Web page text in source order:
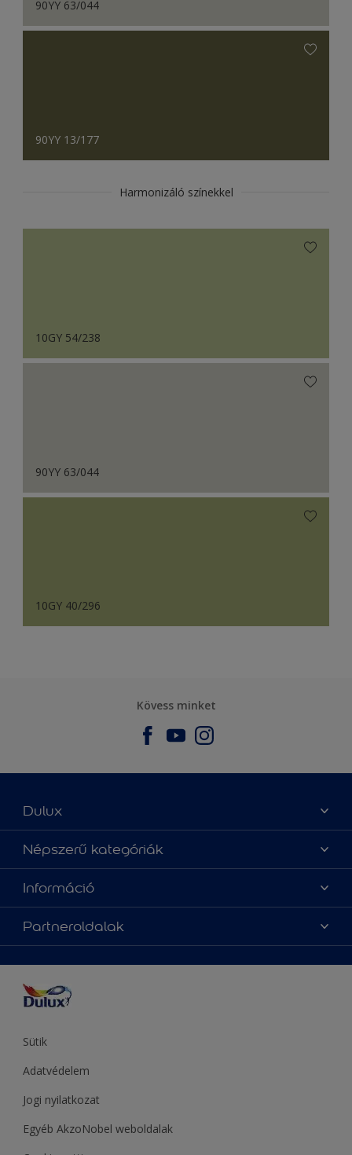
90YY 63/044
90YY 13/177
Harmonizáló színekkel
10GY 54/238
90YY 63/044
10GY 40/296
Kövess minket
Dulux
Üzlet keresése
Oldaltérkép
Elérhetőségek
Népszerű kategóriák
Az év Dulux színe
Festési tanácsok
Inspiráció
Információ
Színpontosság
Hozzáférhetőség
Partneroldalak
Hammerite
Sadolin
Sütik
Adatvédelem
Jogi nyilatkozat
Egyéb AkzoNobel weboldalak